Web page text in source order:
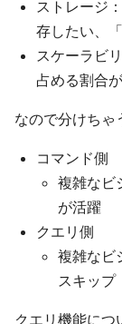
ストレージ
存したい、
スケーラビ
占める割合
なので分けちゃ
コマンド側
複雑なビ
が活躍
クエリ側
複雑なビ
スキップ
クエリ機能に